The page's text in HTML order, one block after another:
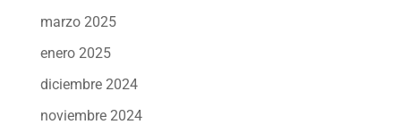
marzo 2025
enero 2025
diciembre 2024
noviembre 2024